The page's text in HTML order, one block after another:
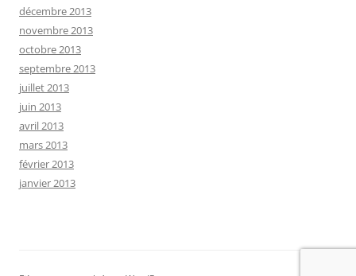
décembre 2013
novembre 2013
octobre 2013
septembre 2013
juillet 2013
juin 2013
avril 2013
mars 2013
février 2013
janvier 2013